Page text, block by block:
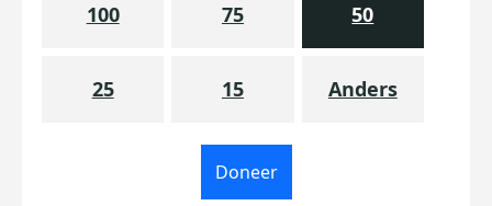
100 75 50
25 15 Anders
Doneer